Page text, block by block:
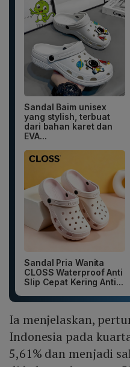
Sandal Baim unisex
yang stylish, terbuat
dari bahan karet dan
EVA...
Sandal Pria Wanita
CLOSS Waterproof Anti
Slip Cepat Kering Anti...
Ia menjelaskan,
Indonesia pada
5,61% dan menjadi